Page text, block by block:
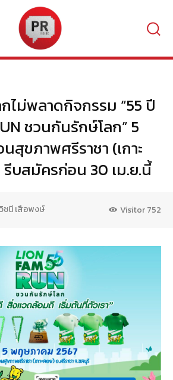
ไม่พลาดกิจกรรม “55 ปี
ชวนกันรักษ์โลก” 5
สุขภาพศรีราชา (เกาะ
บสมัครก่อน 30 เม.ย.นี้
วิชนี เสือพงษ์ Visitor752